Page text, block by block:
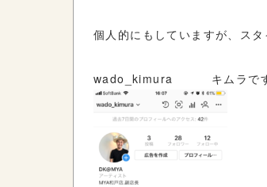
個人的にもしていますが、ス
wado_kimura キムラです